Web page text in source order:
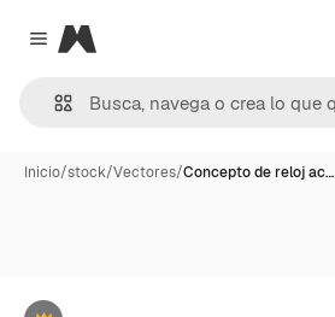
Close menu
Magnific
Inicio/stock/Vectores/Concepto de reloj ac…